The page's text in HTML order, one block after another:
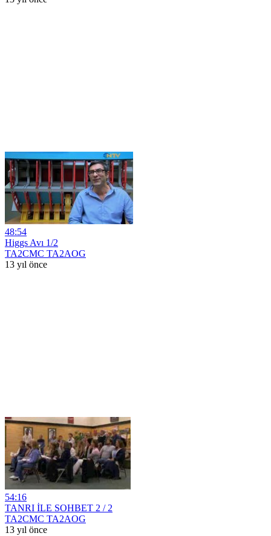
48:54
Higgs Avı 1/2
TA2CMC TA2AOG
13 yıl önce
54:16
TANRI İLE SOHBET 2 / 2
TA2CMC TA2AOG
13 yıl önce